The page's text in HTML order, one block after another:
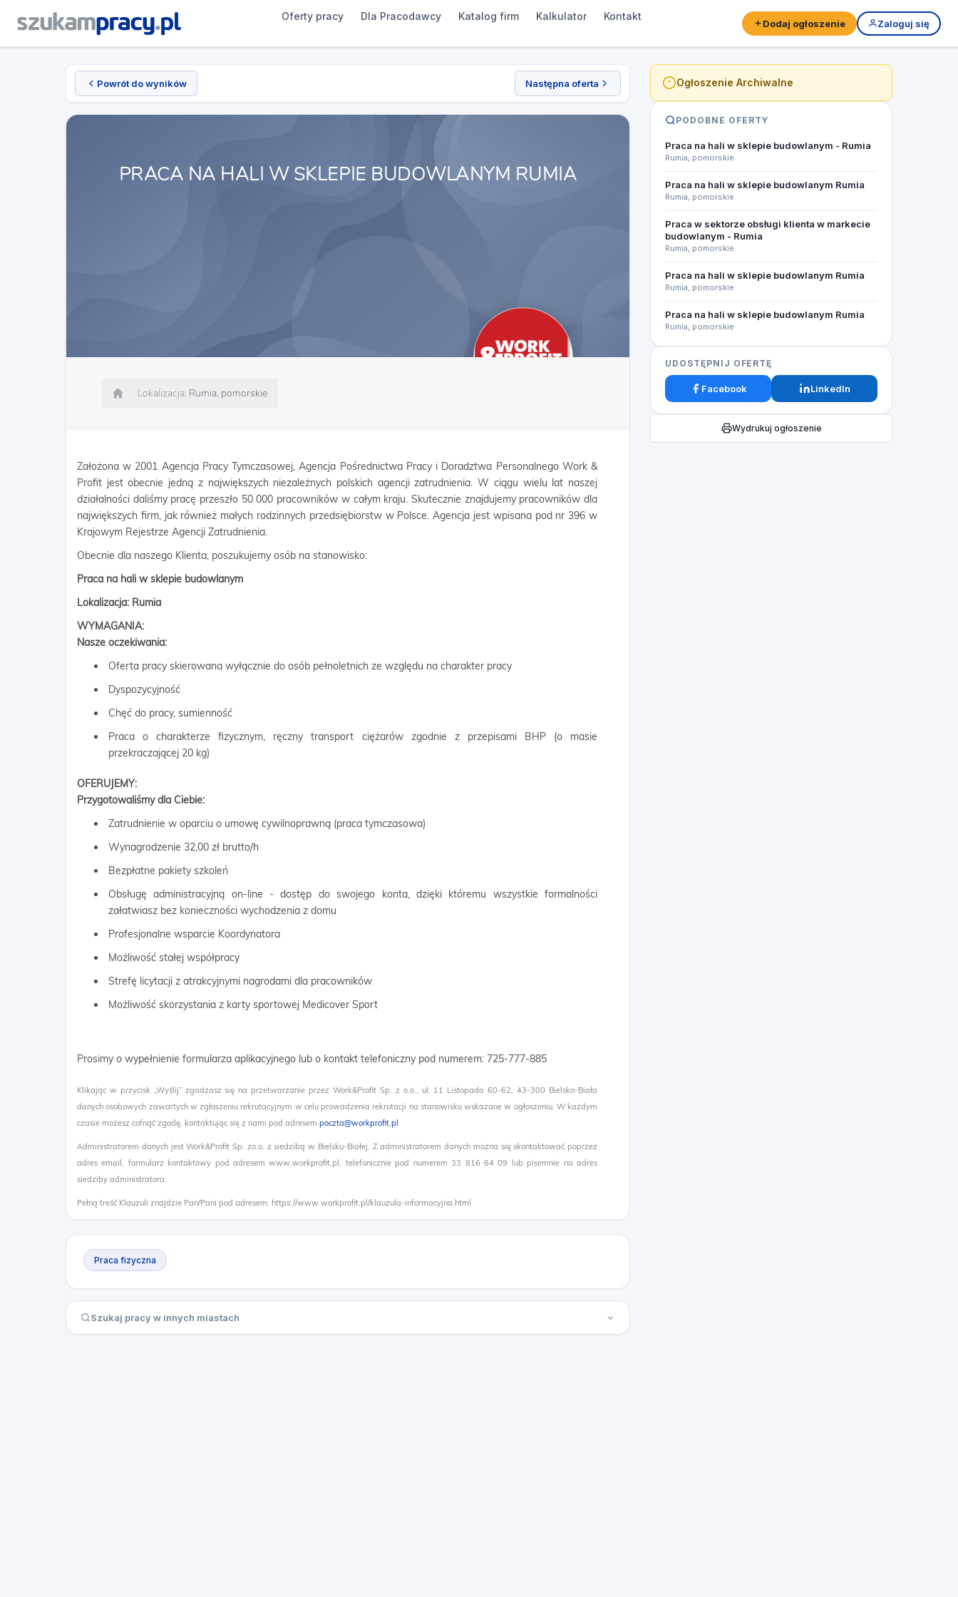
Oferty pracy Dla Pracodawcy Katalog firm Kalkulator Kontakt
Dodaj ogłoszenie Zaloguj się
Powrót do wyników Następna oferta
PRACA NA HALI W SKLEPIE BUDOWLANYM RUMIA
Lokalizacja: Rumia, pomorskie
Założona w 2001 Agencja Pracy Tymczasowej, Agencja Pośrednictwa Pracy i Doradztwa Personalnego Work &
Profit jest obecnie jedną z największych niezależnych polskich agencji zatrudnienia. W ciągu wielu lat naszej
działalności daliśmy pracę przeszło 50 000 pracowników w całym kraju. Skutecznie znajdujemy pracowników dla
największych firm, jak również małych rodzinnych przedsiębiorstw w Polsce. Agencja jest wpisana pod nr 396 w
Krajowym Rejestrze Agencji Zatrudnienia.
Obecnie dla naszego Klienta, poszukujemy osób na stanowisko:
Praca na hali w sklepie budowlanym
Lokalizacja: Rumia
WYMAGANIA:
Nasze oczekiwania:
Oferta pracy skierowana wyłącznie do osób pełnoletnich ze względu na charakter pracy
Dyspozycyjność
Chęć do pracy, sumienność
Praca o charakterze fizycznym, ręczny transport ciężarów zgodnie z przepisami BHP (o masie
przekraczającej 20 kg)
OFERUJEMY:
Przygotowaliśmy dla Ciebie:
Zatrudnienie w oparciu o umowę cywilnoprawną (praca tymczasowa)
Wynagrodzenie 32,00 zł brutto/h
Bezpłatne pakiety szkoleń
Obsługę administracyjną on-line - dostęp do swojego konta, dzięki któremu wszystkie formalności
załatwiasz bez konieczności wychodzenia z domu
Profesjonalne wsparcie Koordynatora
Możliwość stałej współpracy
Strefę licytacji z atrakcyjnymi nagrodami dla pracowników
Możliwość skorzystania z karty sportowej Medicover Sport
Prosimy o wypełnienie formularza aplikacyjnego lub o kontakt telefoniczny pod numerem: 725-777-885​
Klikając w przycisk „Wyślij” zgadzasz się na przetwarzanie przez Work&Profit Sp. z o.o., ul. 11 Listopada 60-62, 43-300 Bielsko-Biała
danych osobowych zawartych w zgłoszeniu rekrutacyjnym w celu prowadzenia rekrutacji na stanowisko wskazane w ogłoszeniu. W każdym
czasie możesz cofnąć zgodę, kontaktując się z nami pod adresem poczta@workprofit.pl
Administratorem danych jest Work&Profit Sp. zo.o. z siedzibą w Bielsku-Białej. Z administratorem danych można się skontaktować poprzez
adres email, formularz kontaktowy pod adresem www.workprofit.pl, telefonicznie pod numerem 33 816 64 09 lub pisemnie na adres
siedziby administratora.
Pełną treść Klauzuli znajdzie Pan/Pani pod adresem: https://www.workprofit.pl/klauzula-informacyjna.html
Praca fizyczna
Szukaj pracy w innych miastach
Ogłoszenie Archiwalne
PODOBNE OFERTY
Praca na hali w sklepie budowlanym - Rumia
Rumia, pomorskie
Praca na hali w sklepie budowlanym Rumia
Rumia, pomorskie
Praca w sektorze obsługi klienta w markecie
budowlanym - Rumia
Rumia, pomorskie
Praca na hali w sklepie budowlanym Rumia
Rumia, pomorskie
Praca na hali w sklepie budowlanym Rumia
Rumia, pomorskie
UDOSTĘPNIJ OFERTĘ
Facebook LinkedIn
Wydrukuj ogłoszenie